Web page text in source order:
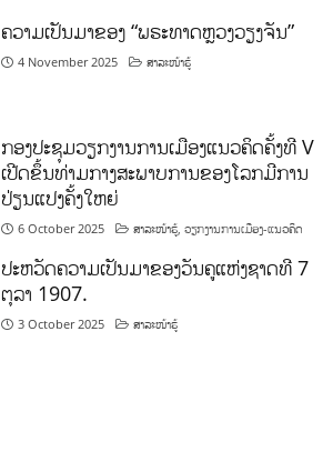
ຄວາມເປັນມາຂອງ “ພຣະທາດຫຼວງວຽງຈັນ”
4 November 2025 ສາລະໜ້າຮູ້
ກອງປະຊຸມວຽກງານການເມືອງແນວຄິດຄັ້ງທີ V
ເປີດຂຶ້ນທ່າມກາງສະພາບການຂອງໂລກມີການ
ປ່ຽນແປງຄັ້ງໃຫຍ່
6 October 2025 ສາລະໜ້າຮູ້,ວຽກງານການເມືອງ-ແນວຄິດ
ປະຫວັດຄວາມເປັນມາຂອງວັນຄູແຫ່ງຊາດທີ 7
ຕຸລາ 1907.
3 October 2025 ສາລະໜ້າຮູ້